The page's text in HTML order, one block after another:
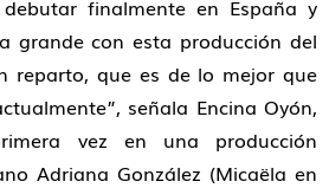
finalmente en España y
grande con esta producción del
reparto, que es de lo mejor que
señala Encina Oyón,
vez en una producción
Adriana González (Micaëla en